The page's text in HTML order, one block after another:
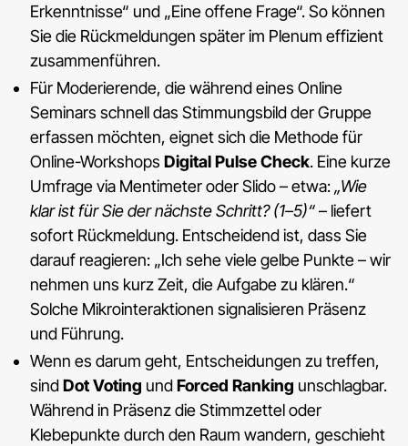
Erkenntnisse“ und „Eine offene Frage“. So können
Sie die Rückmeldungen später im Plenum effizient
zusammenführen.
Für Moderierende, die während eines Online
Seminars schnell das Stimmungsbild der Gruppe
erfassen möchten, eignet sich die Methode für
Online-Workshops Digital Pulse Check. Eine kurze
Umfrage via Mentimeter oder Slido – etwa: „Wie
klar ist für Sie der nächste Schritt? (1–5)“– liefert
sofort Rückmeldung. Entscheidend ist, dass Sie
darauf reagieren: „Ich sehe viele gelbe Punkte – wir
nehmen uns kurz Zeit, die Aufgabe zu klären.“
Solche Mikrointeraktionen signalisieren Präsenz
und Führung.
Wenn es darum geht, Entscheidungen zu treffen,
sindDot Voting undForced Ranking unschlagbar.
Während in Präsenz die Stimmzettel oder
Klebepunkte durch den Raum wandern, geschieht